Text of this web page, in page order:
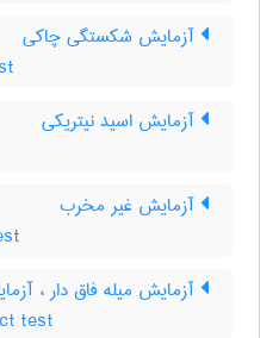
آزمایش شکستگی چاکی
آزمایش اسید نیتریکی
آزمایش غیر مخرب
آزمایش میله فاق دار ،
test